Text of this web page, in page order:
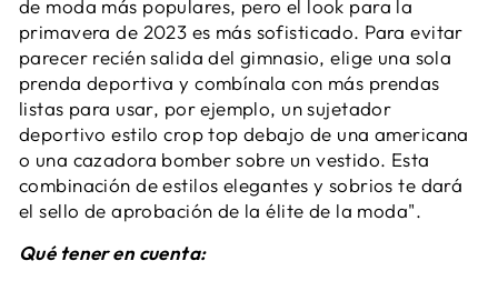
de moda más populares, pero el look para la
primavera de 2023 es más sofisticado. Para evitar
parecer recién salida del gimnasio, elige una sola
prenda deportiva y combínala con más prendas
listas para usar, por ejemplo, un sujetador
deportivo estilo crop top debajo de una americana
o una cazadora bomber sobre un vestido. Esta
combinación de estilos elegantes y sobrios te dará
el sello de aprobación de la élite de la moda".
Qué tener en cuenta: